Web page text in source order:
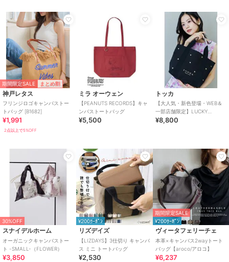
期間限定SALE まとめ割
神戸レタス
フリンジロゴキャンバストー
トバッグ [B1682]
¥1,991
2点以上で5%OFF
ミラ オーウェン
【PEANUTS RECORDS】キャ
ンバストートバッグ
¥5,500
トッカ
【大人気・新色登場・WEB＆
一部店舗限定】LUCKY
SHOWER CANVASTOTE キャ
¥8,800
30%OFF
スナイデルホーム
オーガニックキャンバストー
ト -SMALL-（FLOWER）
¥3,850
¥200ｸｰﾎﾟﾝ
リズデイズ
【LIZDAYS】3仕切り キャンバ
ス ミニ トートバッグ
¥2,530
期間限定SALE
¥200ｸｰﾎﾟﾝ
ヴィータフェリーチェ
本革×キャンバス2wayトート
バッグ【aroco/アロコ】
¥6,237